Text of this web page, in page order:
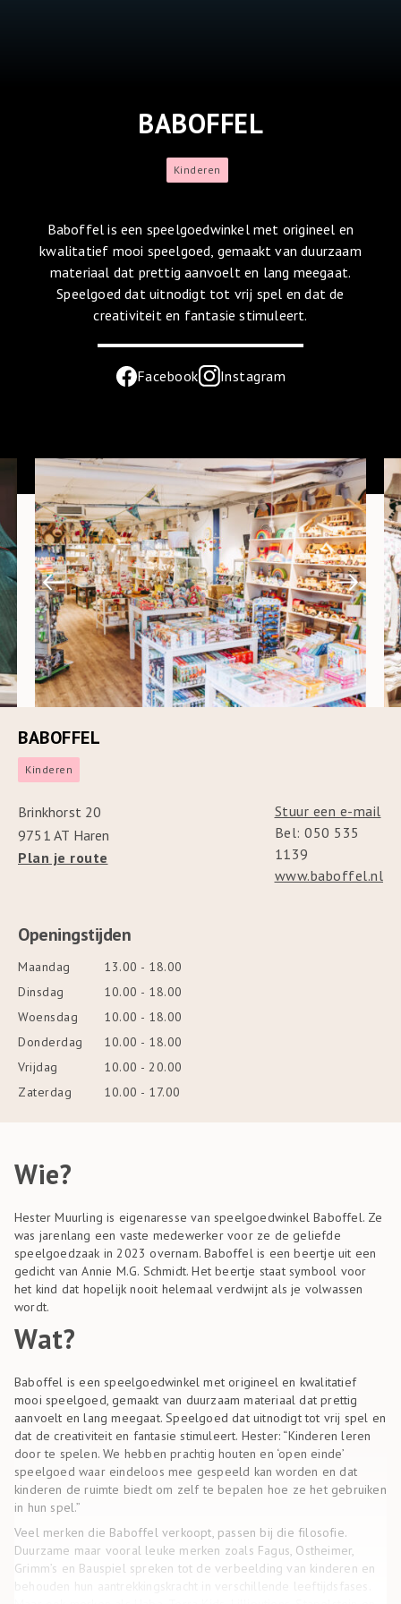
BABOFFEL
Kinderen
Baboffel is een speelgoedwinkel met origineel en
kwalitatief mooi speelgoed, gemaakt van duurzaam
materiaal dat prettig aanvoelt en lang meegaat.
Speelgoed dat uitnodigt tot vrij spel en dat de
creativiteit en fantasie stimuleert.
Facebook Instagram
BABOFFEL
Kinderen
Brinkhorst 20
9751 AT Haren
Plan je route
Stuur een e-mail
Bel: 050 535
1139
www.baboffel.nl
Openingstijden
Maandag
13.00 - 18.00
Dinsdag
10.00 - 18.00
Woensdag
10.00 - 18.00
Donderdag
10.00 - 18.00
Vrijdag
10.00 - 20.00
Zaterdag
10.00 - 17.00
Wie?
Hester Muurling is eigenaresse van speelgoedwinkel Baboffel. Ze
was jarenlang een vaste medewerker voor ze de geliefde
speelgoedzaak in 2023 overnam. Baboffel is een beertje uit een
gedicht van Annie M.G. Schmidt. Het beertje staat symbool voor
het kind dat hopelijk nooit helemaal verdwijnt als je volwassen
wordt.
Wat?
Baboffel is een speelgoedwinkel met origineel en kwalitatief
mooi speelgoed, gemaakt van duurzaam materiaal dat prettig
aanvoelt en lang meegaat. Speelgoed dat uitnodigt tot vrij spel en
dat de creativiteit en fantasie stimuleert. Hester: “Kinderen leren
door te spelen. We hebben prachtig houten en ‘open einde’
speelgoed waar eindeloos mee gespeeld kan worden en dat
kinderen de ruimte biedt om zelf te bepalen hoe ze het gebruiken
in hun spel.”
Veel merken die Baboffel verkoopt, passen bij die filosofie.
Duurzame maar vooral leuke merken zoals Fagus, Ostheimer,
Grimm’s en Bauspiel spreken tot de verbeelding van kinderen en
behouden hun aantrekkingskracht in verschillende leeftijdsfases.